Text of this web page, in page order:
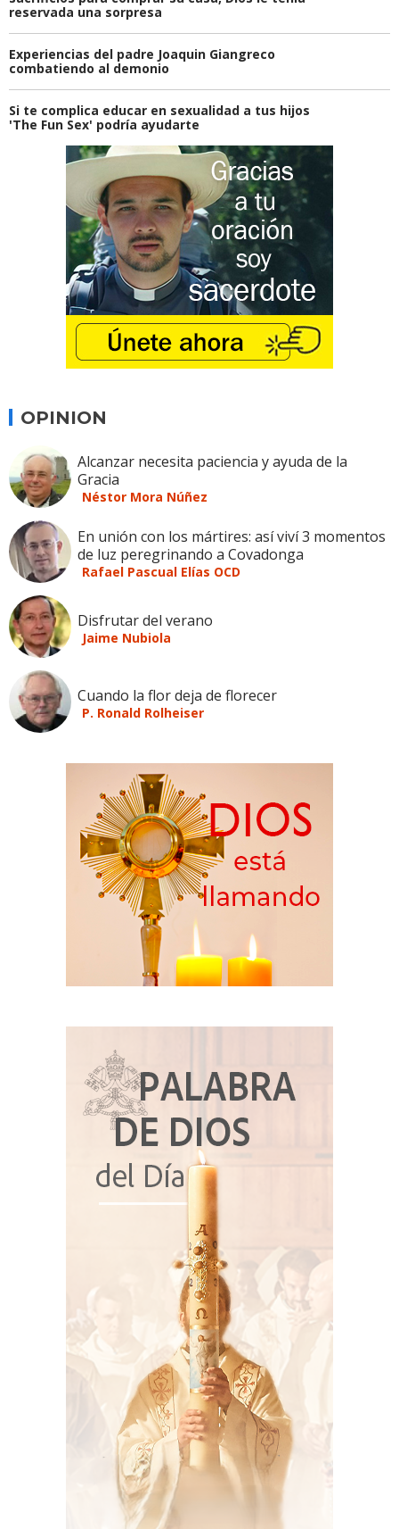
reservada una sorpresa
Experiencias del padre Joaquin Giangreco
combatiendo al demonio
Si te complica educar en sexualidad a tus hijos
'The Fun Sex' podría ayudarte
OPINION
Alcanzar necesita paciencia y ayuda de la
Gracia
Néstor Mora Núñez
En unión con los mártires: así viví 3 momentos
de luz peregrinando a Covadonga
Rafael Pascual Elías OCD
Disfrutar del verano
Jaime Nubiola
Cuando la flor deja de florecer
P. Ronald Rolheiser